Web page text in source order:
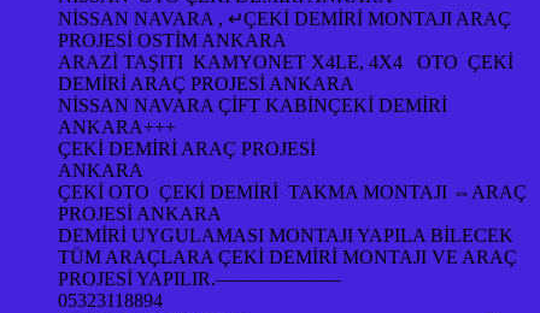
NİSSAN NAVARA , ↵ÇEKİ DEMİRİ MONTAJI ARAÇ
PROJESİ OSTİM ANKARA
ARAZİ TAŞITI KAMYONET X4LE, 4X4 OTO ÇEKİ
DEMİRİ ARAÇ PROJESİ ANKARA
NİSSAN NAVARA ÇİFT KABİNÇEKİ DEMİRİ
ANKARA+++
ÇEKİ DEMİRİ ARAÇ PROJESİ
ANKARA
ÇEKİ OTO ÇEKİ DEMİRİ TAKMA MONTAJI ⇔ARAÇ
PROJESİ ANKARA
DEMİRİ UYGULAMASI MONTAJI YAPILA BİLECEK
TÜM ARAÇLARA ÇEKİ DEMİRİ MONTAJI VE ARAÇ
PROJESİ YAPILIR.——————–
05323118894